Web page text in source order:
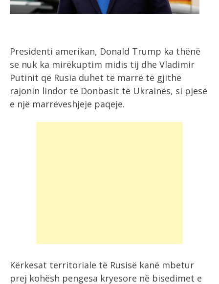
Presidenti amerikan, Donald Trump ka thënë
se nuk ka mirëkuptim midis tij dhe Vladimir
Putinit që Rusia duhet të marrë të gjithë
rajonin lindor të Donbasit të Ukrainës, si pjesë
e një marrëveshjeje paqeje.
Kërkesat territoriale të Rusisë kanë mbetur
prej kohësh pengesa kryesore në bisedimet e